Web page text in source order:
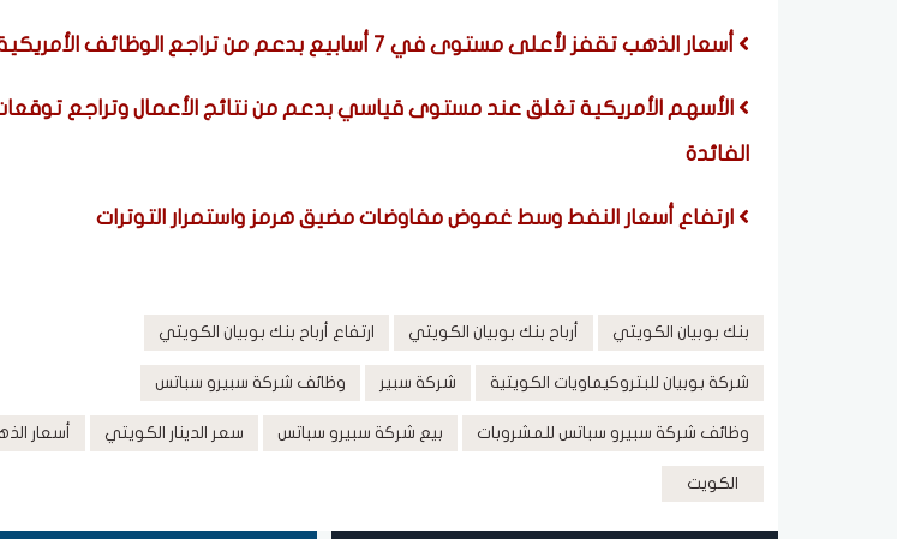
أسعار الذهب تقفز لأعلى مستوى في 7 أسابيع بدعم من تراجع الوظائف الأمريكية
الأسهم الأمريكية تغلق عند مستوى قياسي بدعم من نتائج الأعمال وتراجع
الفائدة
ارتفاع أسعار النفط وسط غموض مفاوضات مضيق هرمز واستمرار التوترات
بنك بوبيان الكويتي أرباح بنك بوبيان الكويتي ارتفاع أرباح بنك بوبيان الكويتي
شركة بوبيان للبتروكيماويات الكويتية شركة سبير وظائف شركة سبيرو سباتس
وظائف شركة سبيرو سباتس للمشروبات بيع شركة سبيرو سباتس سعر الدينار الكويتي أسعار
الكويت